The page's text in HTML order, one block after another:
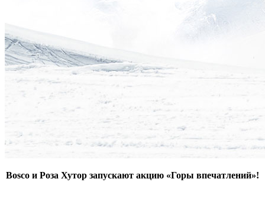
Bosco и Роза Хутор запускают акцию «Горы впечатлений»!